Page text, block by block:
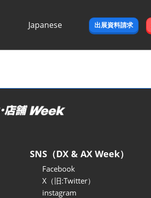
Japanese
出展資料請求
SNS（DX & AX Week）
Facebook
X（旧:Twitter）
instagram